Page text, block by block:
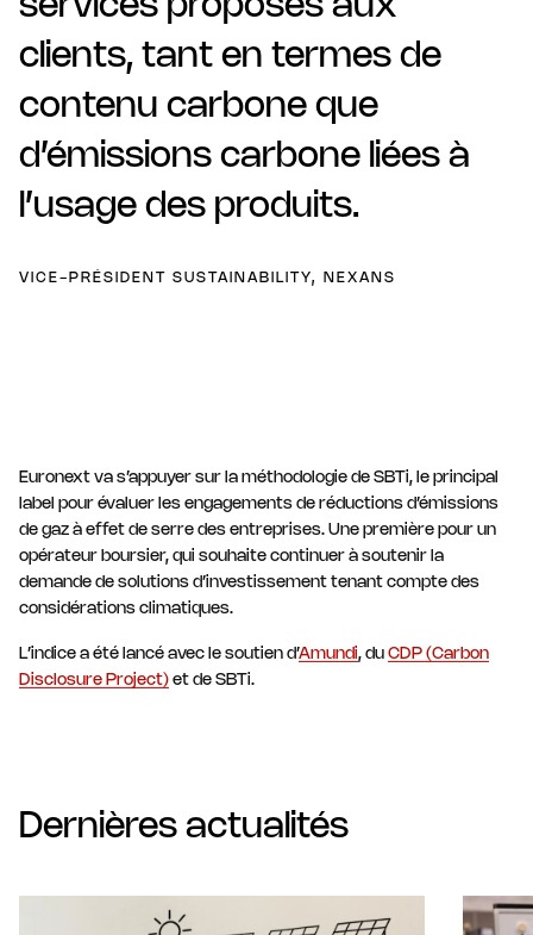
services proposés aux
clients, tant en termes de
contenu carbone que
d’émissions carbone liées à
l’usage des produits.
VICE-PRÉSIDENT SUSTAINABILITY, NEXANS
Euronext va s’appuyer sur la méthodologie de SBTi, le principal
label pour évaluer les engagements de réductions d’émissions
de gaz à effet de serre des entreprises. Une première pour un
opérateur boursier, qui souhaite continuer à soutenir la
demande de solutions d’investissement tenant compte des
considérations climatiques.
L’indice a été lancé avec le soutien d’Amundi, du CDP (Carbon
Disclosure Project) et de SBTi.
Dernières actualités